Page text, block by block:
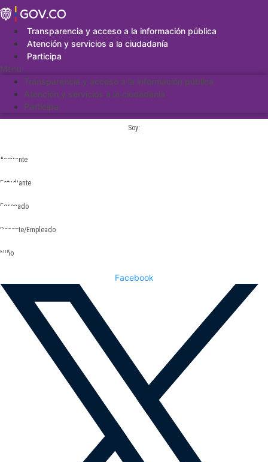
Saltar
al
contenidoTransparencia y acceso a la información pública
Atención y servicios a la ciudadanía
Participa
Menu
Transparencia y acceso a la información pública
Atención y servicios a la ciudadanía
Participa
Soy:
Aspirante
Estudiante
Egresado
Docente/Empleado
Niño
Facebook